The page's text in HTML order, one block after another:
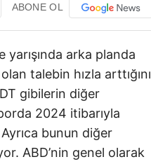
ABONE OL
arka planda
talebin hızla arttığını
gibilerin diğer
2024 itibarıyla
Ayrıca bunun diğer
ABD’nin genel olarak